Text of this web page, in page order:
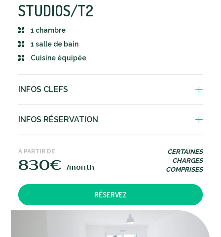
STUDIOS/T2
1 chambre
1 salle de bain
Cuisine équipée
INFOS CLEFS
réfrigérateur
1 place de parking
Idéale pour les couples
INFOS RÉSERVATION
Préavis de 3 mois si résiliation souhaitée
À PARTIR DE
830€/month
CERTAINES
CHARGES
COMPRISES
RÉSERVEZ